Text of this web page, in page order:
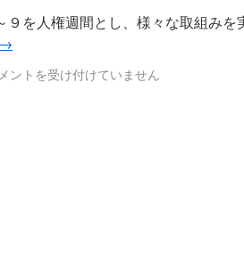
９を人権週間とし、様々な取組み
→
ントを受け付けていません